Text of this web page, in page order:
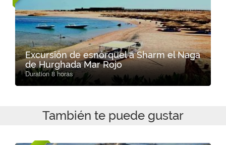
Excursión de esnórquel a Sharm el Naga
de Hurghada Mar Rojo
Duration 8 horas
También te puede gustar